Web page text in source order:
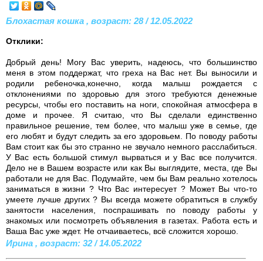
Блохастая кошка , возраст: 28 / 12.05.2022
Отклики:
Добрый день! Могу Вас уверить, надеюсь, что большинство
меня в этом поддержат, что греха на Вас нет. Вы выносили и
родили ребеночка,конечно, когда малыш рождается с
отклонениями по здоровью для этого требуются денежные
ресурсы, чтобы его поставить на ноги, спокойная атмосфера в
доме и прочее. Я считаю, что Вы сделали единственно
правильное решение, тем более, что малыш уже в семье, где
его любят и будут следить за его здоровьем. По поводу работы
Вам стоит как бы это странно не звучало немного расслабиться.
У Вас есть большой стимул вырваться и у Вас все получится.
Дело не в Вашем возрасте или как Вы выглядите, места, где Вы
работали не для Вас. Подумайте, чем бы Вам реально хотелось
заниматься в жизни ? Что Вас интересует ? Может Вы что-то
умеете лучше других ? Вы всегда можете обратиться в службу
занятости населения, поспрашивать по поводу работы у
знакомых или посмотреть объявления в газетах. Работа есть и
Ваша Вас уже ждет. Не отчаиваетесь, всё сложится хорошо.
Ирина , возраст: 32 / 14.05.2022